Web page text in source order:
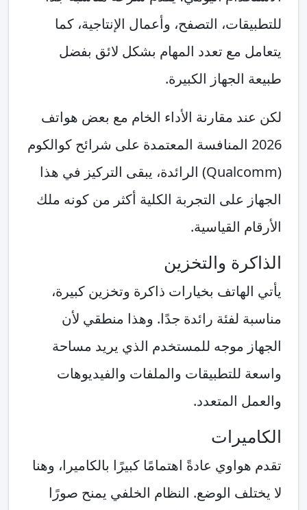
للتطبيقات، التصفح، وأعمال الإنتاجية، كما
يتعامل مع تعدد المهام بشكل لائق بفضل
طبيعة الجهاز الكبيرة.
لكن عند مقارنة الأداء الخام مع بعض هواتف
2026 المنافسة المعتمدة على شرائح كوالكوم
(Qualcomm) الرائدة، يبقى التركيز في هذا
الجهاز على التجربة الكلية أكثر من كونه ملك
الأرقام القياسية.
الذاكرة والتخزين
يأتي الهاتف بخيارات ذاكرة وتخزين كبيرة،
مناسبة لفئة رائدة جدًا. وهذا منطقي لأن
الجهاز موجه للمستخدم الذي يريد مساحة
واسعة للتطبيقات والملفات والفيديوهات
والعمل المتعدد.
الكاميرات
تقدم هواوي عادةً اهتمامًا كبيرًا بالكاميرا، وهنا
لا يختلف الوضع. النظام الخلفي يمنح صورًا